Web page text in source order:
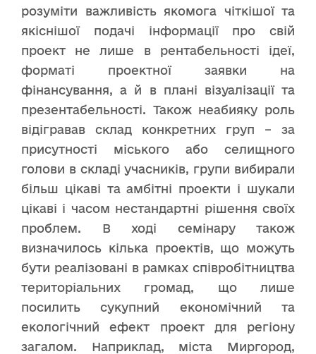
розуміти важливість якомога чіткішої та
якіснішої подачі інформації про свій
проект не лише в рентабельності ідеї,
форматі проектної заявки на
фінансування, а й в плані візуалізації та
презентабельності. Також неабияку роль
відігравав склад конкретних груп – за
присутності міського або селищного
голови в складі учасників, групи вибирали
більш цікаві та амбітні проекти і шукали
цікаві і часом нестандартні рішення своїх
проблем. В ході семінару також
визначилось кілька проектів, що можуть
бути реалізовані в рамках співробітництва
територіальних громад, що лише
посилить сукупний економічний та
екологічний ефект проект для регіону
загалом. Наприклад, міста Миргород,